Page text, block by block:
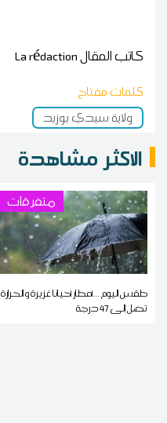
كاتب المقالLa rédaction
كلمات مفتاح
ولاية سيدي بوزيد
الاكثر مشاهدة
متفرقات
طقس اليوم ...أمطار أحيانا غزيرة و الحرارة
تصل إلى 47 درجة